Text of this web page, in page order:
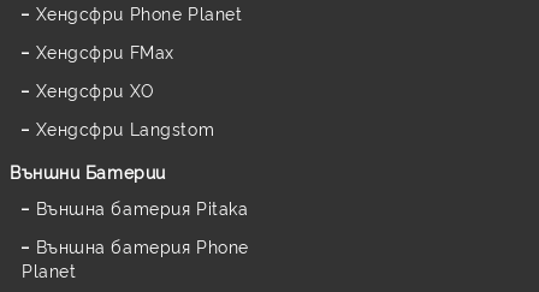
Хендсфри Phone Planet
Хендсфри FMax
Хендсфри XO
Хендсфри Langstom
Външни Батерии
Външна батерия Pitaka
Външна батерия Phone
Planet